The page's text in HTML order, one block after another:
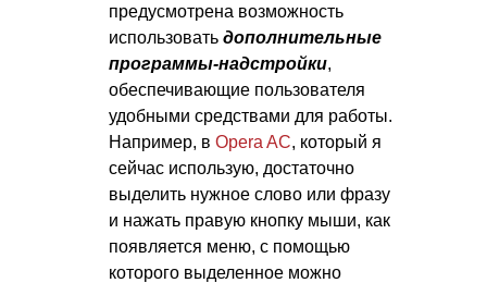
предусмотрена возможность
использовать дополнительные
программы-надстройки,
обеспечивающие пользователя
удобными средствами для работы.
Например, в Opera AC, который я
сейчас использую, достаточно
выделить нужное слово или фразу
и нажать правую кнопку мыши, как
появляется меню, с помощью
которого выделенное можно